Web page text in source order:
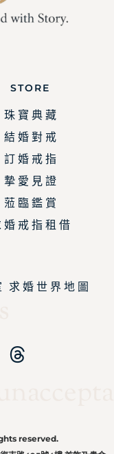
STORE
珠 寶 典 藏
結 婚 對 戒
訂 婚 戒 指
摯 愛 見 證
蒞 臨 鑑 賞
婚 戒 指 租 借
求 婚 世 界 地 圖
reserved.